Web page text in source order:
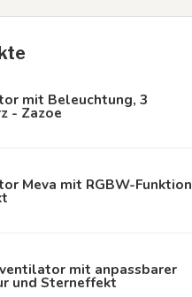
mit Beleuchtung, 3
- Zazoe
Meva mit RGBW-Funktion
mit anpassbarer
und Sterneffekt